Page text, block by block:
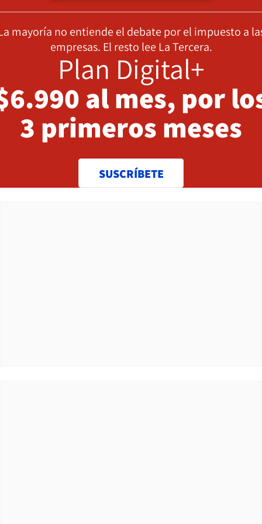
mayoría no entiende el debate por el impuesto a
empresas. El resto lee La Tercera.
Plan Digital+
al mes, por
3 primeros meses
SUSCRÍBETE